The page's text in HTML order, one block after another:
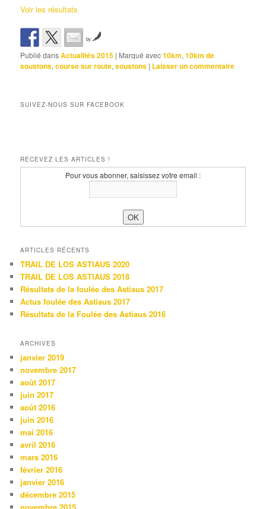
Voir les résultats
by
Publié dansActualités 2015 | Marqué avec10km,10km de
soustons,course sur route,soustons | Laisser un commentaire
SUIVEZ-NOUS SUR FACEBOOK
RECEVEZ LES ARTICLES !
Pour vous abonner, saisissez votre email :
ARTICLES RÉCENTS
TRAIL DE LOS ASTIAUS 2020
TRAIL DE LOS ASTIAUS 2018
Résultats de la foulée des Astiaus 2017
Actus foulée des Astiaus 2017
Résultats de la Foulée des Astiaus 2016
ARCHIVES
janvier 2019
novembre 2017
août 2017
juin 2017
août 2016
juin 2016
mai 2016
avril 2016
mars 2016
février 2016
janvier 2016
décembre 2015